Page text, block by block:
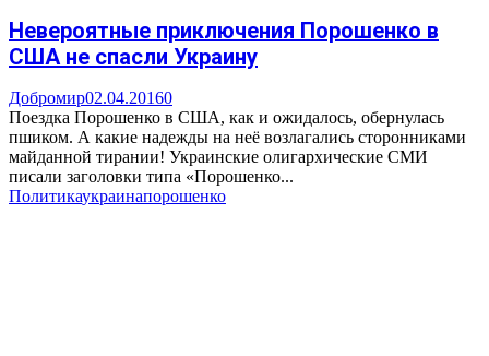
Невероятные приключения Порошенко в
США не спасли Украину
Добромир02.04.20160
Поездка Порошенко в США, как и ожидалось, обернулась
пшиком. А какие надежды на неё возлагались сторонниками
майданной тирании! Украинские олигархические СМИ
писали заголовки типа «Порошенко...
Политикаукраинапорошенко